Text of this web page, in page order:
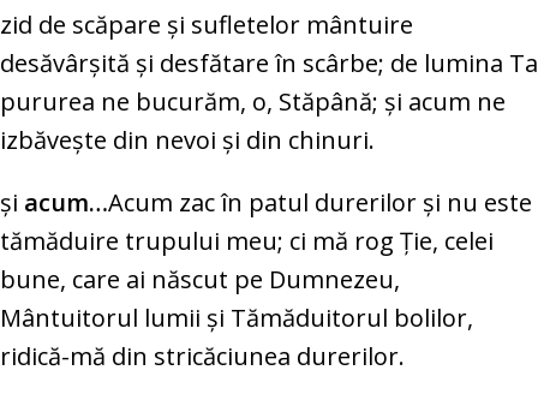
zid de scăpare şi sufletelor mântuire
desăvârşită şi desfătare în scârbe; de lumina Ta
pururea ne bucurăm, o, Stăpână; şi acum ne
izbăveşte din nevoi şi din chinuri.
şi acum…Acum zac în patul durerilor şi nu este
tămăduire trupului meu; ci mă rog Ţie, celei
bune, care ai născut pe Dumnezeu,
Mântuitorul lumii şi Tămăduitorul bolilor,
ridică-mă din stricăciunea durerilor.